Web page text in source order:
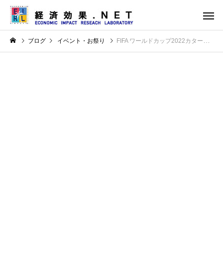
ブログ イベント・お祭り FIFA ワールドカップ2022カタールの経済波及効果は170億ドル